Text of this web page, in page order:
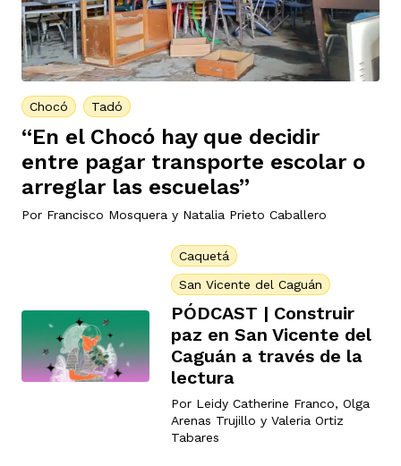
Chocó Tadó
“En el Chocó hay que decidir
entre pagar transporte escolar o
arreglar las escuelas”
Por Francisco Mosquera y Natalia Prieto Caballero
Caquetá
San Vicente del Caguán
PÓDCAST | Construir
paz en San Vicente del
Caguán a través de la
lectura
Por Leidy Catherine Franco, Olga
Arenas Trujillo y Valeria Ortiz
Tabares